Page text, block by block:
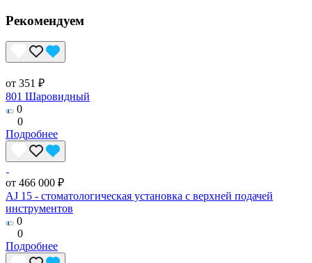
Рекомендуем
от 351 ₽
801 Шаровидный
0
0
Подробнее
от 466 000 ₽
AJ 15 - стоматологическая установка с верхней подачей
инструментов
0
0
Подробнее